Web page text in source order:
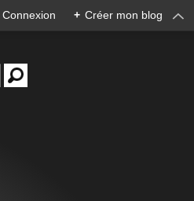
Connexion + Créer mon blog